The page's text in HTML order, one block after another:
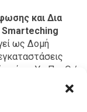
και Δια
Smarteching
ως Δομή
από το Υπ.Παι.Θ./
201069353.